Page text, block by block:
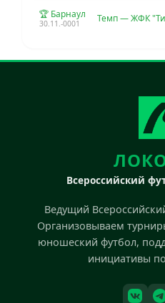
🏆 Барнаул
30.11.-0001 Темп — ЖФК
Всероссийский
Ведущий
Организовываем
юношеский футбол,
инициативы